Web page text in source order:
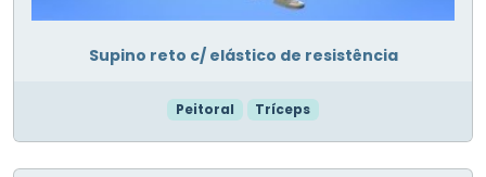
Supino reto c/ elástico de resistência
Peitoral Tríceps